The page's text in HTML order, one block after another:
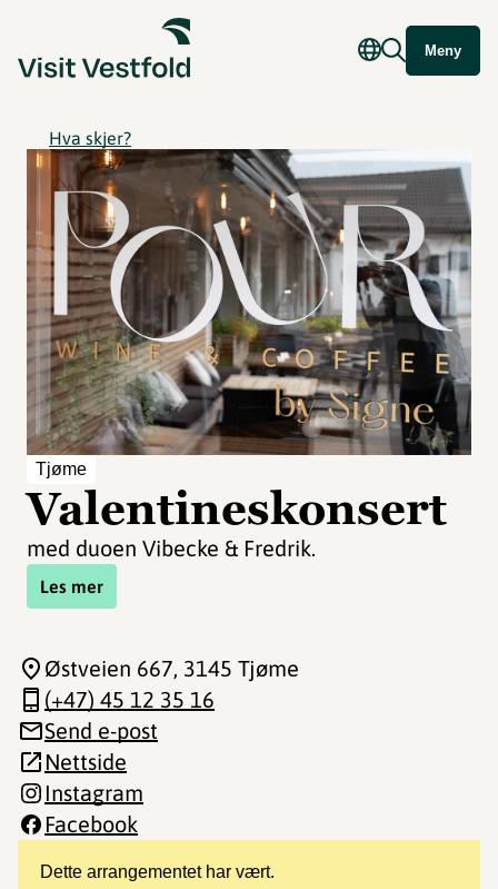
Meny
Hva skjer?
Tjøme
Valentineskonsert
med duoen Vibecke & Fredrik.
Les mer
Dette arrangementet har vært.
Østveien 667, 3145 Tjøme
(+47) 45 12 35 16
Send e-post
Nettside
Instagram
Facebook